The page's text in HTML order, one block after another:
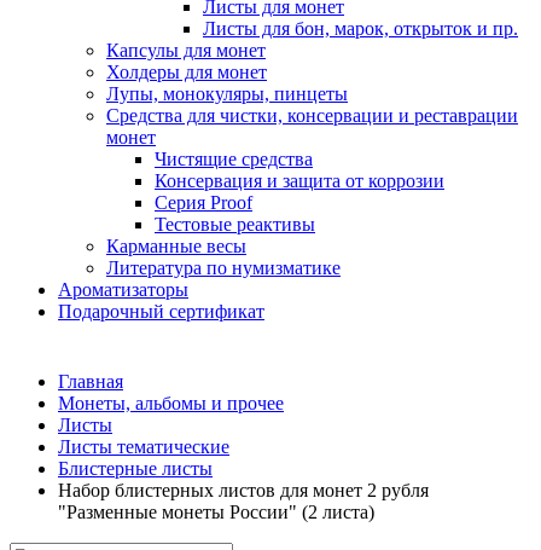
Листы для монет
Листы для бон, марок, открыток и пр.
Капсулы для монет
Холдеры для монет
Лупы, монокуляры, пинцеты
Средства для чистки, консервации и реставрации
монет
Чистящие средства
Консервация и защита от коррозии
Серия Proof
Тестовые реактивы
Карманные весы
Литература по нумизматике
Ароматизаторы
Подарочный сертификат
Главная
Монеты, альбомы и прочее
Листы
Листы тематические
Блистерные листы
Набор блистерных листов для монет 2 рубля
"Разменные монеты России" (2 листа)